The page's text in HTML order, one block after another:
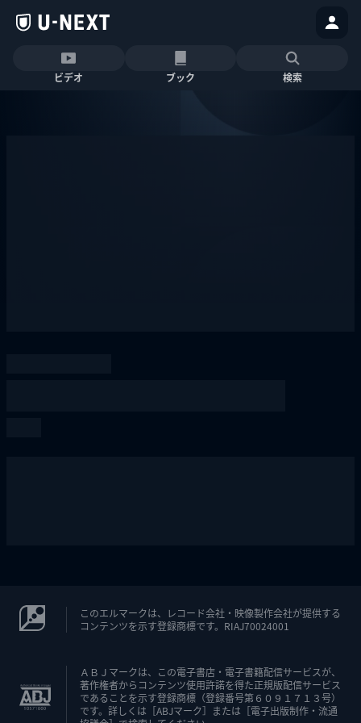
ビデオ ブック 検索
このエルマークは、レコード会社・映像製作会社が提供する
コンテンツを示す登録商標です。RIAJ70024001
ＡＢＪマークは、この電子書店・電子書籍配信サービスが、
著作権者からコンテンツ使用許諾を得た正規版配信サービス
であることを示す登録商標（登録番号第６０９１７１３号）
です。詳しくは［ABJマーク］または［電子出版制作・流通